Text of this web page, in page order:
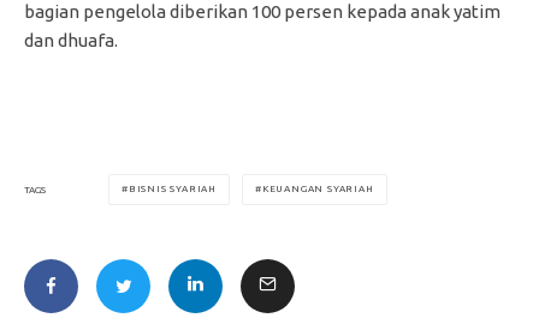
bagian pengelola diberikan 100 persen kepada anak yatim
dan dhuafa.
TAGS BISNIS SYARIAH KEUANGAN SYARIAH